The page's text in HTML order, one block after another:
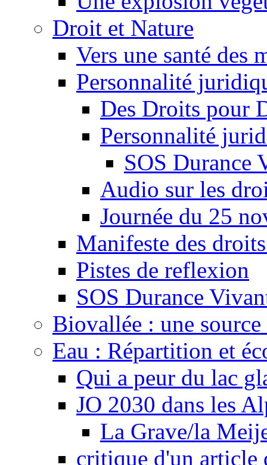
Droit et Nature
Vers une santé des
Personnalité
Des Droits pour
Personnalité
SOS Durance
Audio sur les
Journée du 25
Manifeste des
Pistes de reflexion
SOS Durance
Biovallée : une
Eau : Répartition et
Qui a peur du lac
JO 2030 dans les
La Grave/la
critique d'un article